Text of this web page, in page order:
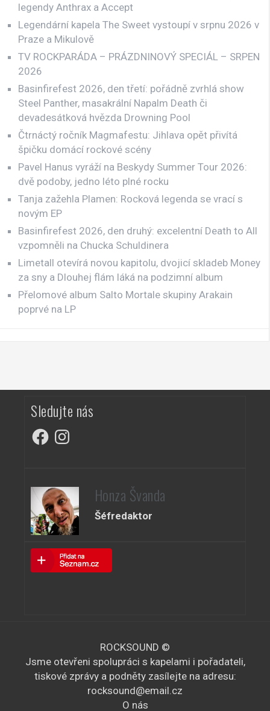
legendy Anthrax a Accept
Legendární kapela The Sweet vystoupí v srpnu 2026 v
Praze a Mikulově
TV ROCKPARÁDA – PRÁZDNINOVÝ SPECIÁL – SRPEN
2026
Basinfirefest 2026, den třetí: pořádně zvrhlá show
Steel Panther, masakrální Napalm Death či
devadesátková hvězda Drowning Pool
Čtrnáctý ročník Magmafestu: Jihlava opět přivítá
špičku domácí rockové scény
Pavel Hanus vyráží na Beskydy Summer Tour 2026:
dvě podoby, jedno léto plné rocku
Tanja zažehla Plamen: Rocková legenda se vrací s
novým EP
Basinfirefest 2026, den druhý: excelentní Death to All
vzpomněli na Chucka Schuldinera
Limetall otevírá novou kapitolu, dvojicí skladeb Money
za sny a Dlouhej flám láká na podzimní album
Přelomové album Salto Mortale skupiny Arakain
poprvé na LP
Sledujte nás
FacebookInstagram
Honza Švanda
Šéfredaktor
ROCKSOUND ©
Jsme otevřeni spolupráci s kapelami i pořadateli,
tiskové zprávy a podněty zasílejte na adresu:
rocksound@email.cz
O nás